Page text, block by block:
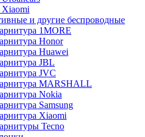
и другие беспроводные
1MORE
Honor
Huawei
JBL
JVC
MARSHALL
Nokia
Samsung
Xiaomi
Tecno